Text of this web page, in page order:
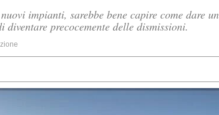
impianti, sarebbe bene capire come dare un
precocemente delle dismissioni.